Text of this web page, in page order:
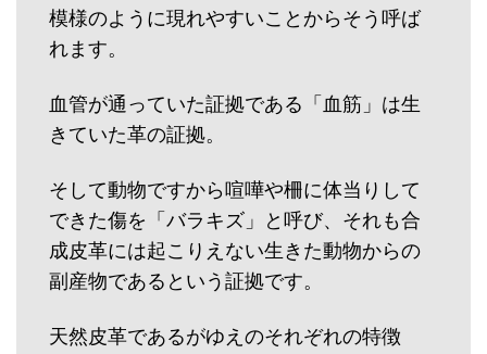
模様のように現れやすいことからそう呼ば
れます。
血管が通っていた証拠である「血筋」は生
きていた革の証拠。
そして動物ですから喧嘩や柵に体当りして
できた傷を「バラキズ」と呼び、それも合
成皮革には起こりえない生きた動物からの
副産物であるという証拠です。
天然皮革であるがゆえのそれぞれの特徴